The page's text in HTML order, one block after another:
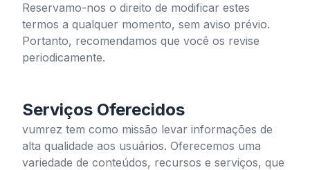
Reservamo-nos o direito de modificar estes
termos a qualquer momento, sem aviso prévio.
Portanto, recomendamos que você os revise
periodicamente.
Serviços Oferecidos
vumrez tem como missão levar informações de
alta qualidade aos usuários. Oferecemos uma
variedade de conteúdos, recursos e serviços, que